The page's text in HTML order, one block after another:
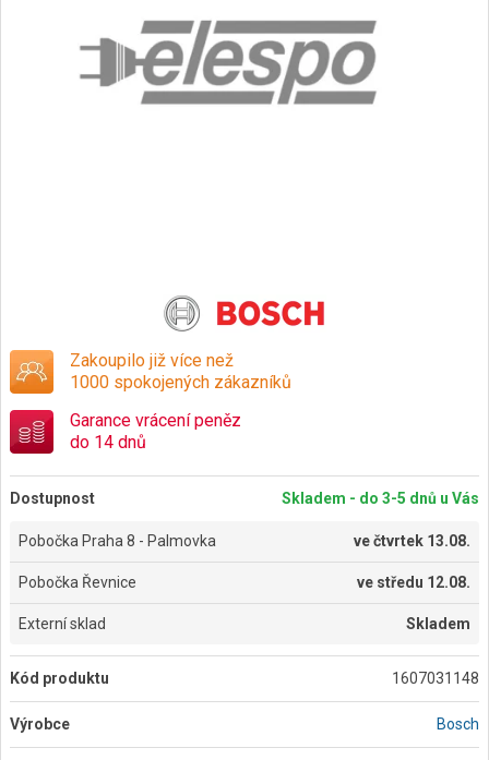
Zakoupilo již více než
1000 spokojených zákazníků
Garance vrácení peněz
do 14 dnů
Dostupnost Skladem - do 3-5 dnů u Vás
Pobočka Praha 8 - Palmovka večtvrtek 13.08.
Pobočka Řevnice ve středu 12.08.
Externí sklad Skladem
Kód produktu 1607031148
Výrobce Bosch